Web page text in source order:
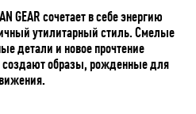
GEAR сочетает в себе энергию
утилитарный стиль. Смелые
детали и новое прочтение
создают образы, рожденные для